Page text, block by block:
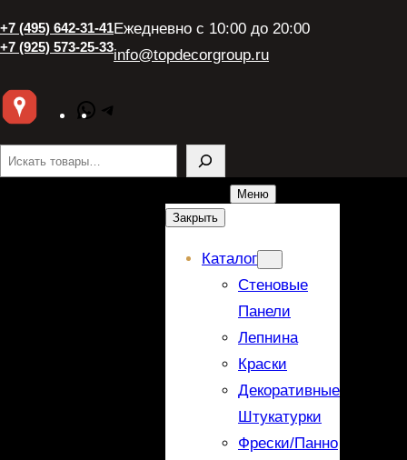
к
+7 (495) 642-31-41
+7 (925) 573-25-33
Ежедневно с 10:00 до 20:00
info@topdecorgroup.ru
WhatsApp
Поиск
Меню
Закрыть
Каталог
Стеновые
Панели
Лепнина
Краски
Декоративные
Штукатурки
Фрески/панно